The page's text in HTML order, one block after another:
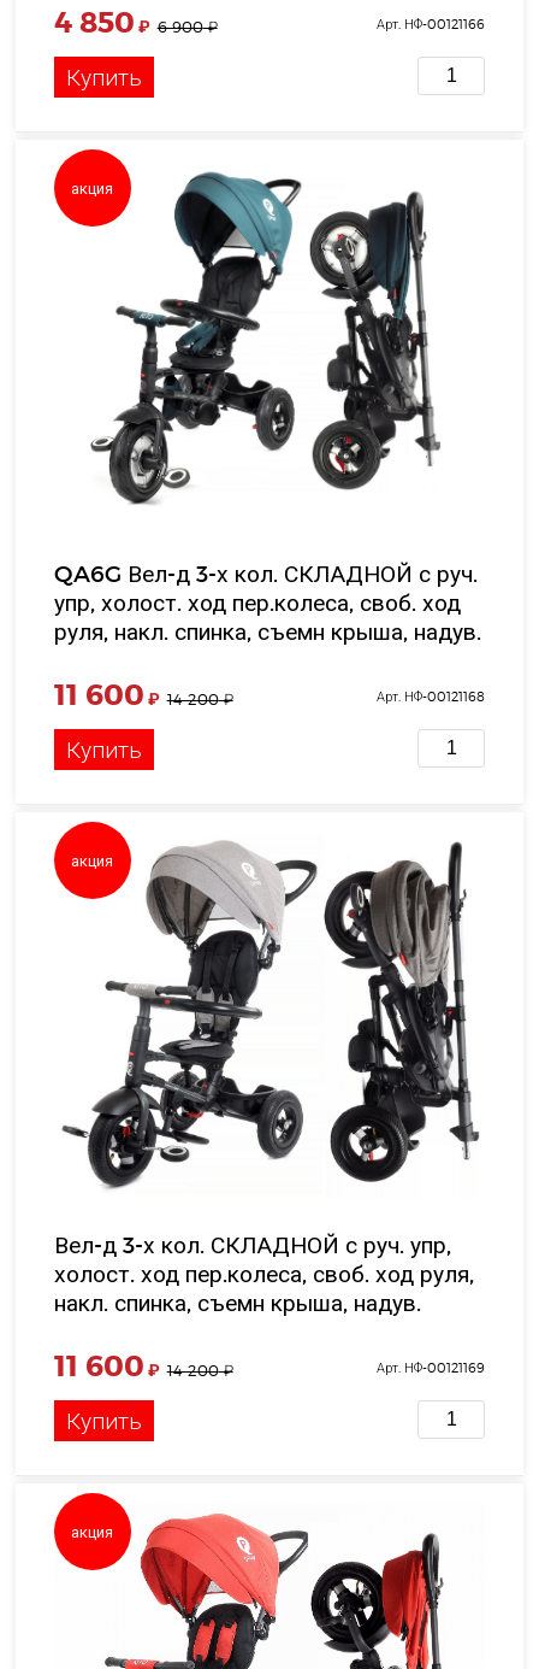
в/к 52*37*25 см
4 850 ₽ 6 900₽ Арт. НФ-00121166
Купить
акция
QA6G Вел-д 3-х кол. СКЛАДНОЙ с руч.
упр, холост. ход пер.колеса, своб. ход
руля, накл. спинка, съемн крыша, надув.
см
11 600 ₽ 14 200₽ Арт. НФ-00121168
Купить
акция
Вел-д 3-х кол. СКЛАДНОЙ с руч. упр,
холост. ход пер.колеса, своб. ход руля,
накл. спинка, съемн крыша, надув.
11 600 ₽ 14 200₽ Арт. НФ-00121169
Купить
акция